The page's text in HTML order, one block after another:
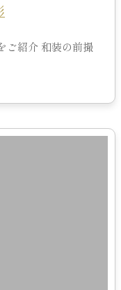
ご紹介 和装の前撮